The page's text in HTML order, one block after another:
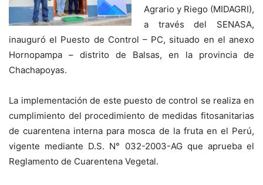
Agrario y Riego (MIDAGRI),
a través del SENASA,
inauguró el Puesto de Control – PC, situado en el anexo
Hornopampa – distrito de Balsas, en la provincia de
Chachapoyas.
La implementación de este puesto de control se realiza en
cumplimiento del procedimiento de medidas fitosanitarias
de cuarentena interna para mosca de la fruta en el Perú,
vigente mediante D.S. N° 032-2003-AG que aprueba el
Reglamento de Cuarentena Vegetal.